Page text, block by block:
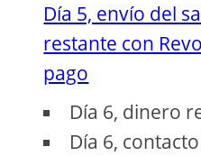
Día 5, envío del
restante con
pago
Día 6, dinero
Día 6,